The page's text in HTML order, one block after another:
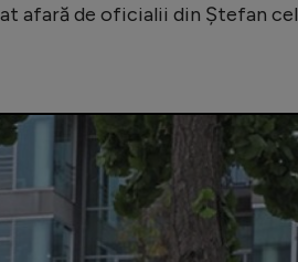
afară de oficialii din Ștefan cel